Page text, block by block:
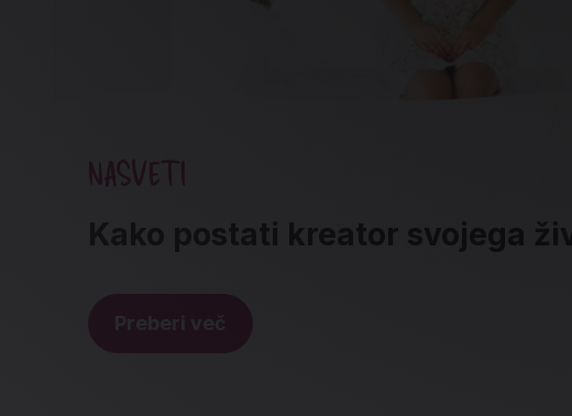
NASVETI
Kako postati kreator svojega
Preberi več